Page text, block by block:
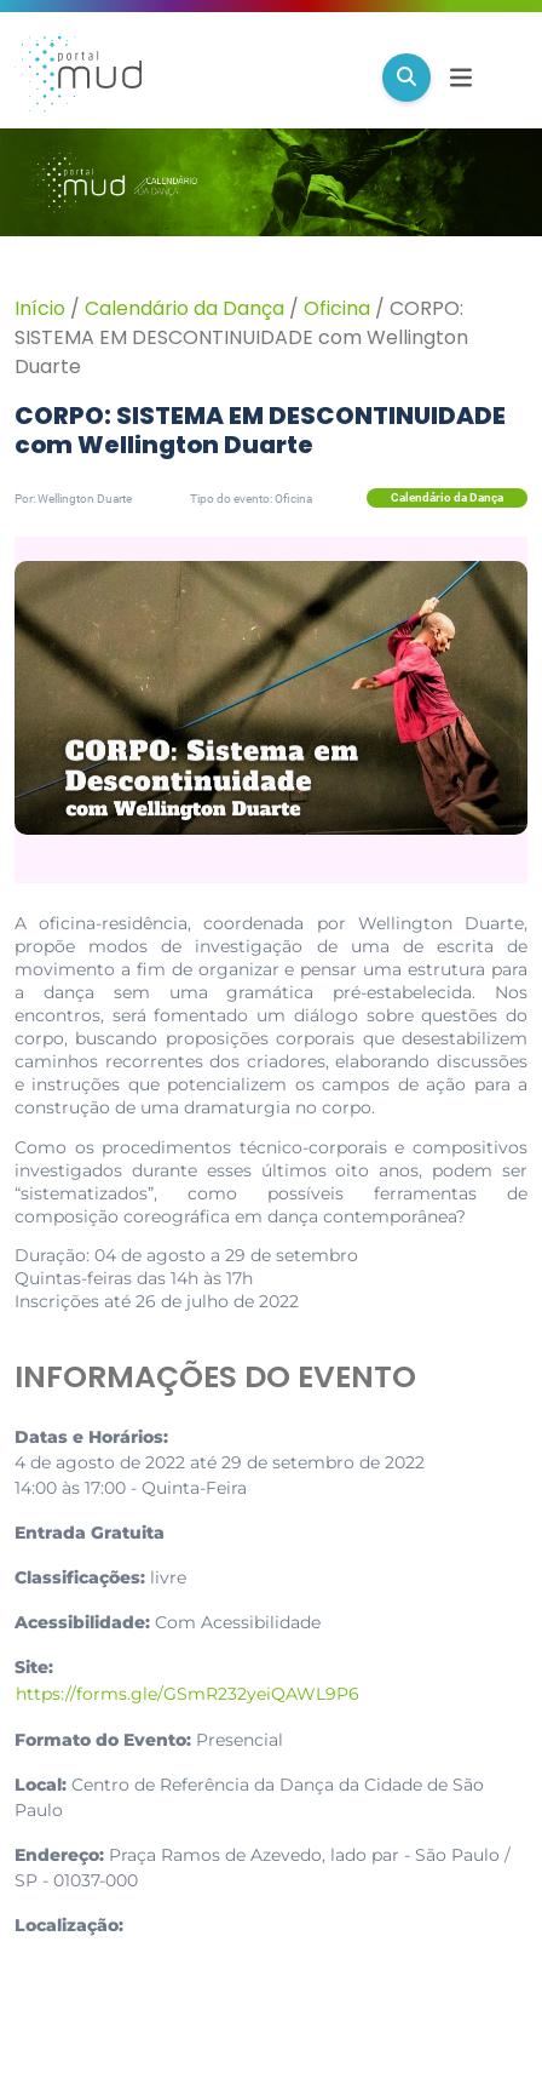
Início / Calendário da Dança / Oficina / CORPO:
SISTEMA EM DESCONTINUIDADE com Wellington
Duarte
CORPO: SISTEMA EM DESCONTINUIDADE
com Wellington Duarte
Por: Wellington Duarte Tipo do evento: Oficina Calendário da Dança
A oficina-residência, coordenada por Wellington Duarte,
propõe modos de investigação de uma de escrita de
movimento a fim de organizar e pensar uma estrutura para
a dança sem uma gramática pré-estabelecida. Nos
encontros, será fomentado um diálogo sobre questões do
corpo, buscando proposições corporais que desestabilizem
caminhos recorrentes dos criadores, elaborando discussões
e instruções que potencializem os campos de ação para a
construção de uma dramaturgia no corpo.
Como os procedimentos técnico-corporais e compositivos
investigados durante esses últimos oito anos, podem ser
“sistematizados”, como possíveis ferramentas de
composição coreográfica em dança contemporânea?
Duração: 04 de agosto a 29 de setembro
Quintas-feiras das 14h às 17h
Inscrições até 26 de julho de 2022
INFORMAÇÕES DO EVENTO
Datas e Horários:
4 de agosto de 2022 até 29 de setembro de 2022
14:00 às 17:00 - Quinta-Feira
Entrada Gratuita
Classificações: livre
Acessibilidade: Com Acessibilidade
Site:
https://forms.gle/GSmR232yeiQAWL9P6
Formato do Evento: Presencial
Local: Centro de Referência da Dança da Cidade de São
Paulo
Endereço: Praça Ramos de Azevedo, lado par - São Paulo /
SP - 01037-000
Localização: